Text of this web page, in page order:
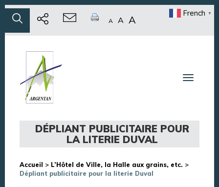
A A A
French ▼
Toggle
DÉPLIANT PUBLICITAIRE POUR
LA LITERIE DUVAL
Accueil > L’Hôtel de Ville, la Halle aux grains, etc. >
Dépliant publicitaire pour la literie Duval